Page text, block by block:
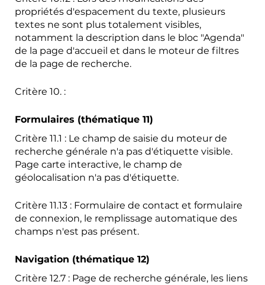
propriétés d'espacement du texte, plusieurs
textes ne sont plus totalement visibles,
notamment la description dans le bloc "Agenda"
de la page d'accueil et dans le moteur de filtres
de la page de recherche.
Critère 10. :
Formulaires (thématique 11)
Critère 11.1 : Le champ de saisie du moteur de
recherche générale n'a pas d'étiquette visible.
Page carte interactive, le champ de
géolocalisation n'a pas d'étiquette.
Critère 11.13 : Formulaire de contact et formulaire
de connexion, le remplissage automatique des
champs n'est pas présent.
Navigation (thématique 12)
Critère 12.7 : Page de recherche générale, les liens